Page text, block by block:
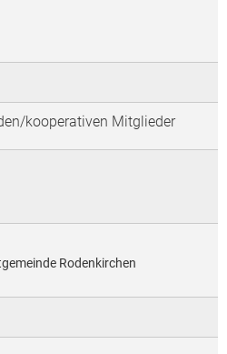
kooperativen Mitglieder
Rodenkirchen